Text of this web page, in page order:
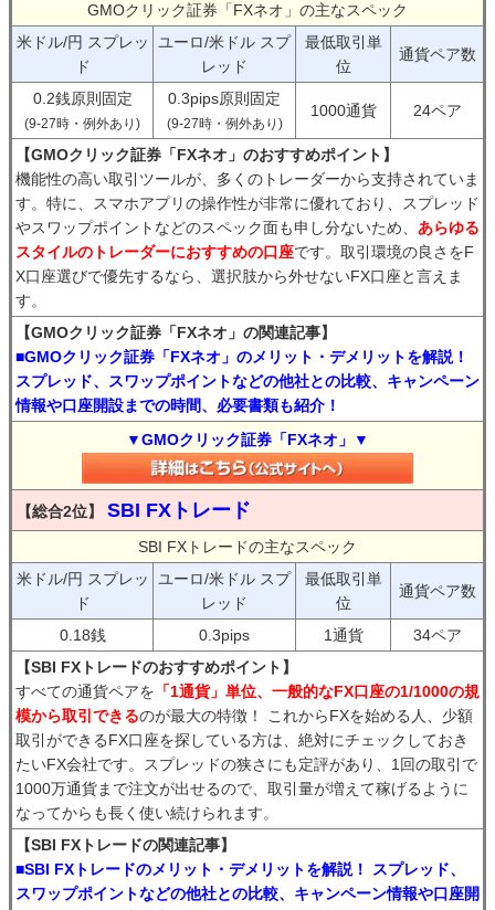
GMOクリック証券「FXネオ」の主なスペック
米ドル/円 スプレッ
ド
ユーロ/米ドル スプ
レッド
最低取引単
位
通貨ペア数
0.2銭原則固定
(9-27時・例外あり)
0.3pips原則固定
(9-27時・例外あり)
1000通貨 24ペア
【GMOクリック証券「FXネオ」のおすすめポイント】
機能性の高い取引ツールが、多くのトレーダーから支持されていま
す。特に、スマホアプリの操作性が非常に優れており、スプレッド
やスワップポイントなどのスペック面も申し分ないため、 あらゆる
スタイルのトレーダーにおすすめの口座です。取引環境の良さをF
X口座選びで優先するなら、選択肢から外せないFX口座と言えま
す。
【GMOクリック証券「FXネオ」の関連記事】
■GMOクリック証券「FXネオ」のメリット・デメリットを解説！
スプレッド、スワップポイントなどの他社との比較、キャンペーン
情報や口座開設までの時間、必要書類も紹介！
▼GMOクリック証券「FXネオ」▼
【総合2位】 SBI FXトレード
SBI FXトレードの主なスペック
米ドル/円 スプレッ
ド
ユーロ/米ドル スプ
レッド
最低取引単
位
通貨ペア数
0.18銭 0.3pips 1通貨
34ペア
【SBI FXトレードのおすすめポイント】
すべての通貨ペアを 「1通貨」単位、一般的なFX口座の1/1000の規
模から取引できるのが最大の特徴！ これからFXを始める人、少額
取引ができるFX口座を探している方は、絶対にチェックしておき
たいFX会社です。スプレッドの狭さにも定評があり、1回の取引で
1000万通貨まで注文が出せるので、取引量が増えて稼げるように
なってからも長く使い続けられます。
【SBI FXトレードの関連記事】
■SBI FXトレードのメリット・デメリットを解説！ スプレッド、
スワップポイントなどの他社との比較、キャンペーン情報や口座開